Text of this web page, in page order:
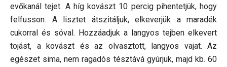
evőkanál tejet. A híg kovászt 10 percig pihentetjük, hogy
felfusson. A lisztet átszitáljuk, elkeverjük a maradék
cukorral és sóval. Hozzáadjuk a langyos tejben elkevert
tojást, a kovászt és az olvasztott, langyos vajat. Az
egészet sima, nem ragadós tésztává gyúrjuk, majd kb. 60